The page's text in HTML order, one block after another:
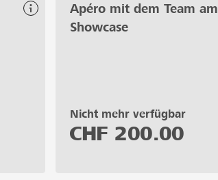
Apéro mit dem Team am
Showcase
Nicht mehr verfügbar
CHF 200.00